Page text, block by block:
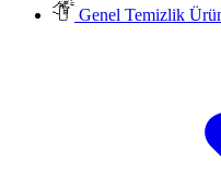
Genel Temizlik